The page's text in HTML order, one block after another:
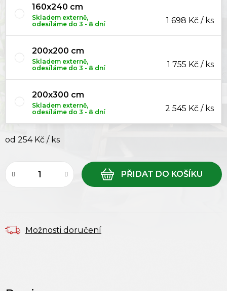
160x240 cm
Skladem externě,
odesíláme do 3 - 8 dní
1 698 Kč / ks
200x200 cm
Skladem externě,
odesíláme do 3 - 8 dní
1 755 Kč / ks
200x300 cm
Skladem externě,
odesíláme do 3 - 8 dní
2 545 Kč / ks
od 254 Kč / ks
Možnosti doručení